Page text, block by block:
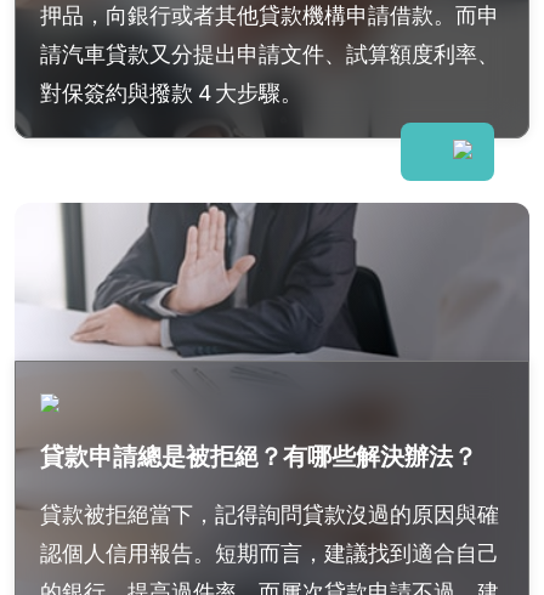
押品，向銀行或者其他貸款機構申請借款。而申
請汽車貸款又分提出申請文件、試算額度利率、
對保簽約與撥款 4 大步驟。
貸款申請總是被拒絕？有哪些解決辦法？
貸款被拒絕當下，記得詢問貸款沒過的原因與確
認個人信用報告。短期而言，建議找到適合自己